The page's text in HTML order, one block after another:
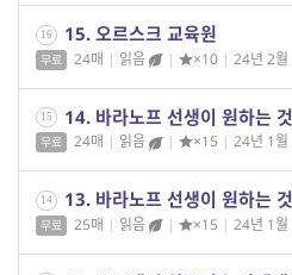
16 15. 오르스크 교육원
무료 24매 | 읽음 | ×10 | 24년 2월
15 14. 바라노프 선생이 원하는
무료 24매 | 읽음 | ×15 | 24년 1월
14 13. 바라노프 선생이 원하는
무료 25매 | 읽음 | ×15 | 24년 1월